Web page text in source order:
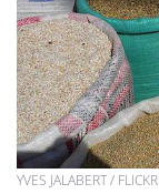
YVES JALABERT / FLICKR